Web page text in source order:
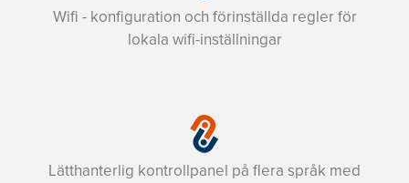
Wifi - konfiguration och förinställda regler för
lokala wifi-inställningar
Lätthanterlig kontrollpanel på flera språk med